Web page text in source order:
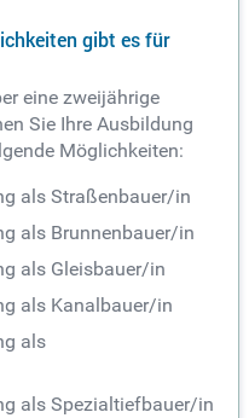
gibt es für
eine zweijährige
Sie Ihre Ausbildung
Möglichkeiten:
als Straßenbauer/in
als Brunnenbauer/in
als Gleisbauer/in
als Kanalbauer/in
als
als Spezialtiefbauer/in